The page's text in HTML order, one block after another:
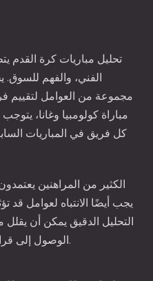
تحليل مباريات كرة القدم
الفني، والفهم
مجموعة من العوامل لتقييم
مباراة كولومبيا وغانا،
كل فريق في المباريات
الكثير من المراهنين
يجب أيضًا الانتباه لعوامل قد
التحليل الدقيق يمكن أن
الوصول إلى قرارات مدروسة بخصوص الرهانات.